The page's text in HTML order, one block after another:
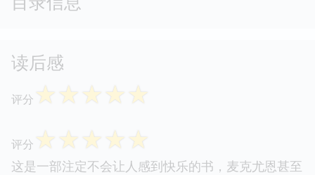
读后感
评分 ☆☆☆☆☆
评分 ☆☆☆☆☆
这是一部注定不会让人感到快乐的书，麦克尤恩甚至